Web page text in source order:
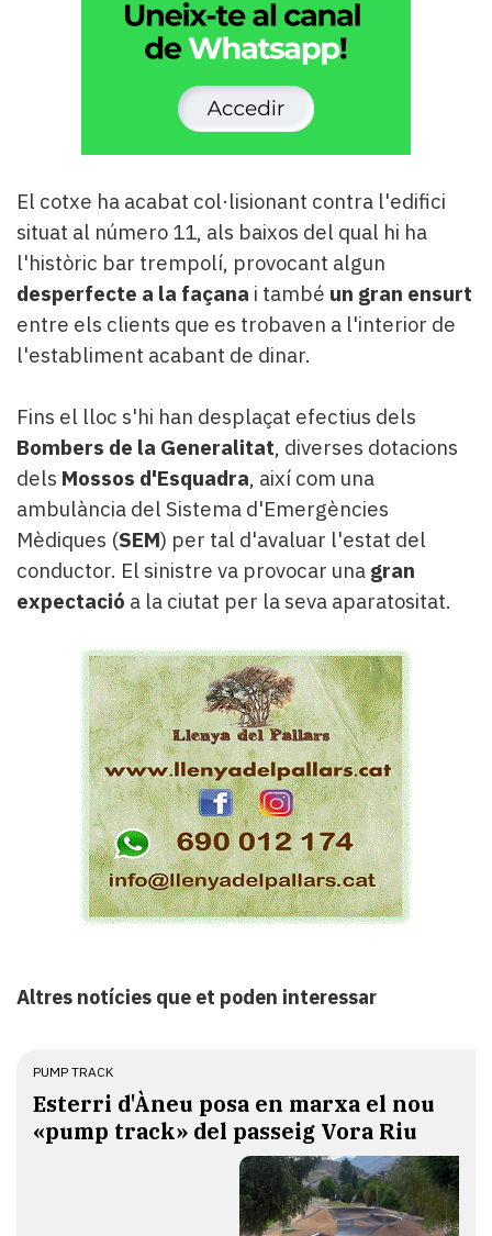
El cotxe ha acabat col·lisionant contra l'edifici
situat al número 11, als baixos del qual hi ha
l'històric bar trempolí, provocant algun
desperfecte a la façana i també un gran ensurt
entre els clients que es trobaven a l'interior de
l'establiment acabant de dinar.
Fins el lloc s'hi han desplaçat efectius dels
Bombers de la Generalitat, diverses dotacions
dels Mossos d'Esquadra, així com una
ambulància del Sistema d'Emergències
Mèdiques (SEM) per tal d'avaluar l'estat del
conductor. El sinistre va provocar una gran
expectació a la ciutat per la seva aparatositat.
Altres notícies que et poden interessar
PUMP TRACK
Esterri d'Àneu posa en marxa el nou
«pump track» del passeig Vora Riu